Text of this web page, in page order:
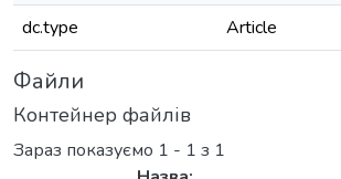
dc.type
Article
Файли
Контейнер файлів
Зараз показуємо 1 - 1 з 1